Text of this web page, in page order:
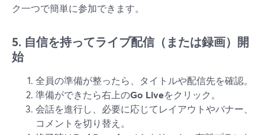
ク一つで簡単に参加できます。
5. 自信を持ってライブ配信（または録画）開
始
全員の準備が整ったら、タイトルや配信先を確認。
準備ができたら右上のGo Liveをクリック。
会話を進行し、必要に応じてレイアウトやバナー、
コメントを切り替え。